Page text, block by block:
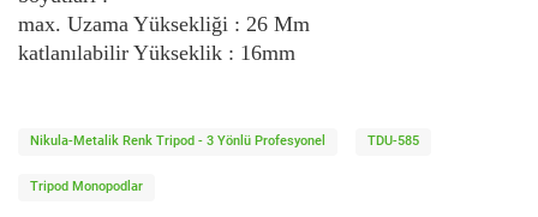
max. Uzama Yüksekliği : 26 Mm
katlanılabilir Yükseklik : 16mm
Nikula-Metalik Renk Tripod - 3 Yönlü Profesyonel TDU-585
Tripod Monopodlar